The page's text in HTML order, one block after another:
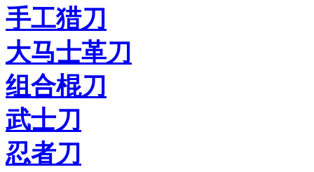
手工猎刀
大马士革刀
组合棍刀
武士刀
忍者刀